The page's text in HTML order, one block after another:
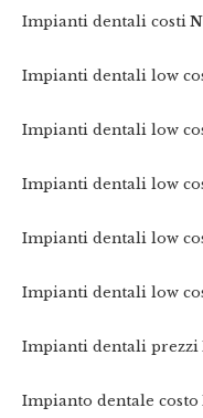
Impianti dentali costi
Impianti dentali low
Impianti dentali low
Impianti dentali low
Impianti dentali low
Impianti dentali low
Impianti dentali prezzi
Impianto dentale costo